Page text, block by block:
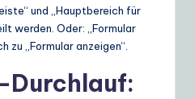
und „Hauptbereich für
werden. Oder: „Formular
zu „Formular anzeigen“.
Durchlauf: